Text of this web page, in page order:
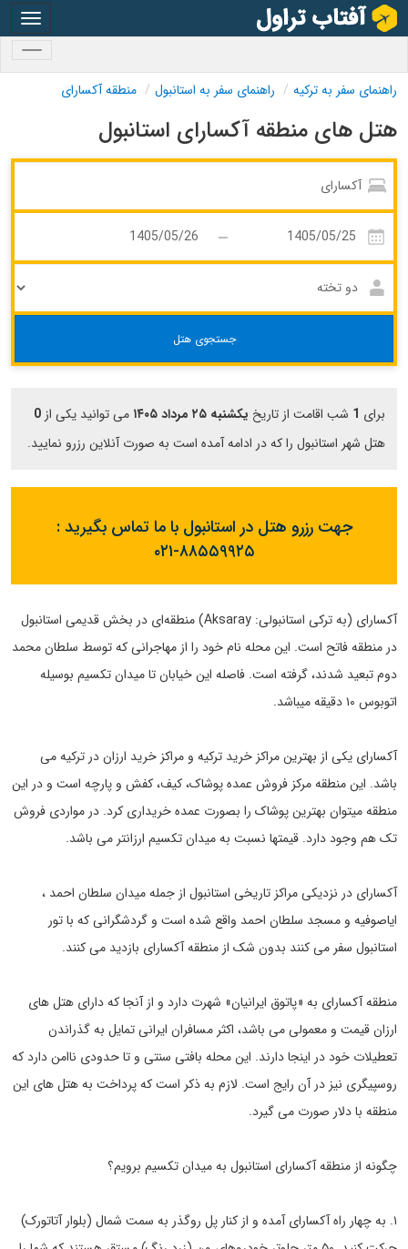
راهنمای سفر به ترکیه راهنمای سفر به استانبول منطقه آکسارای
هتل های منطقه آکسارای استانبول
جستجوی هتل
برای 1 شب اقامت از تاریخ یکشنبه ۲۵ مرداد ۱۴۰۵ می توانید یکی از 0
هتل شهر استانبول را که در ادامه آمده است به صورت آنلاین رزرو نمایید.
جهت رزرو هتل در استانبول با ما تماس بگیرید :
۰۲۱-۸۸۵۵۹۹۲۵
آکسارای (به ترکی استانبولی: Aksaray) منطقه‌ای در بخش قدیمی استانبول
در منطقه فاتح است. این محله نام خود را از مهاجرانی که توسط سلطان محمد
دوم تبعید شدند، گرفته است. فاصله این خیابان تا میدان تکسیم بوسیله
اتوبوس ۱۰ دقیقه میباشد.
آکسارای یکی از بهترین مراکز خرید ترکیه و مراکز خرید ارزان در ترکیه می
باشد. این منطقه مرکز فروش عمده پوشاک، کیف، کفش و پارچه است و در این
منطقه میتوان بهترین پوشاک را بصورت عمده خریداری کرد. در مواردی فروش
تک هم وجود دارد. قیمتها نسبت به میدان تکسیم ارزانتر می باشد.
آکسارای در نزدیکی مراکز تاریخی استانبول از جمله میدان سلطان احمد ،
ایاصوفیه و مسجد سلطان احمد واقع شده است و گردشگرانی که با تور
استانبول سفر می کنند بدون شک از منطقه آکسارای بازدید می کنند.
منطقه آکسارای به «پاتوق ایرانیان» شهرت دارد و از آنجا که دارای هتل های
ارزان قیمت و معمولی می باشد، اکثر مسافران ایرانی تمایل به گذراندن
تعطیلات خود در اینجا دارند. این محله بافتی سنتی و تا حدودی ناامن دارد که
روسپیگری نیز در آن رایج است. لازم به ذکر است که پرداخت به هتل های این
منطقه با دلار صورت می گیرد.
چگونه از منطقه آکسارای استانبول به میدان تکسیم برویم؟
۱. به چهار راه آکسارای آمده و از کنار پل روگذر به سمت شمال (بلوار آتاتورک)